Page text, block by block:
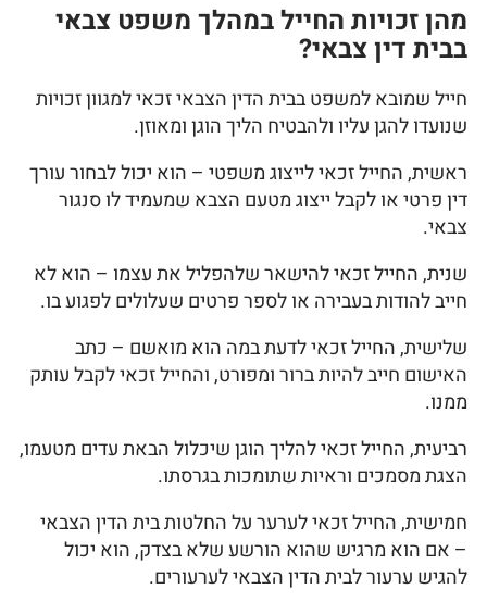
מהן זכויות החייל במהלך משפט צבאי
בבית דין צבאי?
חייל שמובא למשפט בבית הדין הצבאי זכאי למגוון זכויות
שנועדו להגן עליו ולהבטיח הליך הוגן ומאוזן.
ראשית, החייל זכאי לייצוג משפטי – הוא יכול לבחור עורך
דין פרטי או לקבל ייצוג מטעם הצבא שמעמיד לו סנגור
צבאי.
שנית, החייל זכאי להישאר שלהפליל את עצמו – הוא לא
חייב להודות בעבירה או לספר פרטים שעלולים לפגוע בו.
שלישית, החייל זכאי לדעת במה הוא מואשם – כתב
האישום חייב להיות ברור ומפורט, והחייל זכאי לקבל עותק
ממנו.
רביעית, החייל זכאי להליך הוגן שיכלול הבאת עדים מטעמו,
הצגת מסמכים וראיות שתומכות בגרסתו.
חמישית, החייל זכאי לערער על החלטות בית הדין הצבאי
– אם הוא מרגיש שהוא הורשע שלא בצדק, הוא יכול
להגיש ערעור לבית הדין הצבאי לערעורים.